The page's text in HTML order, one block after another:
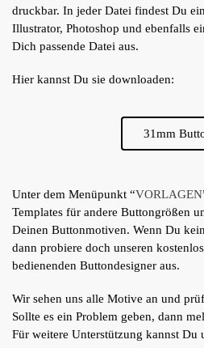
druckbar. In jeder Datei findest Du
Illustrator, Photoshop und ebenfalls
Dich passende Datei aus.
Hier kannst Du sie downloaden:
31mm
Unter dem Menüpunkt “VORLAGEN
Templates für andere Buttongrößen
Deinen Buttonmotiven. Wenn Du
dann probiere doch unseren
bedienenden Buttondesigner aus.
Wir sehen uns alle Motive an und
Sollte es ein Problem geben, dann
Für weitere Unterstützung kannst Du